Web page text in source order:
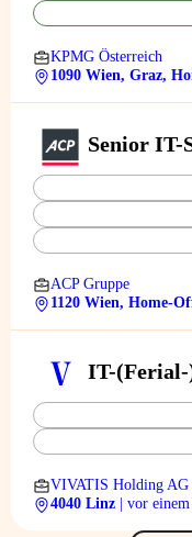
KPMG Österreich
1090 Wien, Graz,
Senior IT-
ACP Gruppe
1120 Wien, Home-
V IT-
VIVATIS Holding AG
4040 Linz
| vor